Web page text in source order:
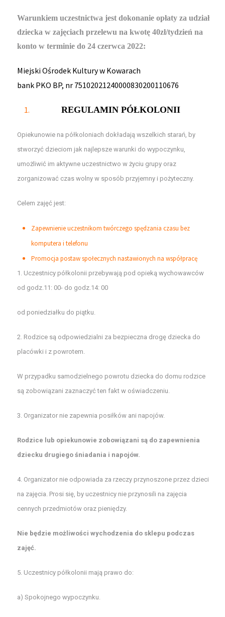
Warunkiem uczestnictwa jest dokonanie opłaty za udział
dziecka w zajęciach przelewu na kwotę 40zł/tydzień na
konto w terminie do 24 czerwca 2022:
Miejski Ośrodek Kultury w Kowarach
bank PKO BP, nr 75102021240000830200110676
REGULAMIN PÓŁKOLONII
Opiekunowie na półkoloniach dokładają wszelkich starań, by
stworzyć dzieciom jak najlepsze warunki do wypoczynku,
umożliwić im aktywne uczestnictwo w życiu grupy oraz
zorganizować czas wolny w sposób przyjemny i pożyteczny.
Celem zajęć jest:
Zapewnienie uczestnikom twórczego spędzania czasu bez
komputera i telefonu
Promocja postaw społecznych nastawionych na współpracę
1. Uczestnicy półkolonii przebywają pod opieką wychowawców
od godz.11: 00- do godz.14: 00
od poniedziałku do piątku.
2. Rodzice są odpowiedzialni za bezpieczna drogę dziecka do
placówki i z powrotem.
W przypadku samodzielnego powrotu dziecka do domu rodzice
są zobowiązani zaznaczyć ten fakt w oświadczeniu.
3. Organizator nie zapewnia posiłków ani napojów.
Rodzice lub opiekunowie zobowiązani są do zapewnienia
dziecku drugiego śniadania i napojów.
4. Organizator nie odpowiada za rzeczy przynoszone przez dzieci
na zajęcia. Prosi się, by uczestnicy nie przynosili na zajęcia
cennych przedmiotów oraz pieniędzy.
Nie będzie możliwości wychodzenia do sklepu podczas
zajęć.
5. Uczestnicy półkolonii mają prawo do:
a) Spokojnego wypoczynku.